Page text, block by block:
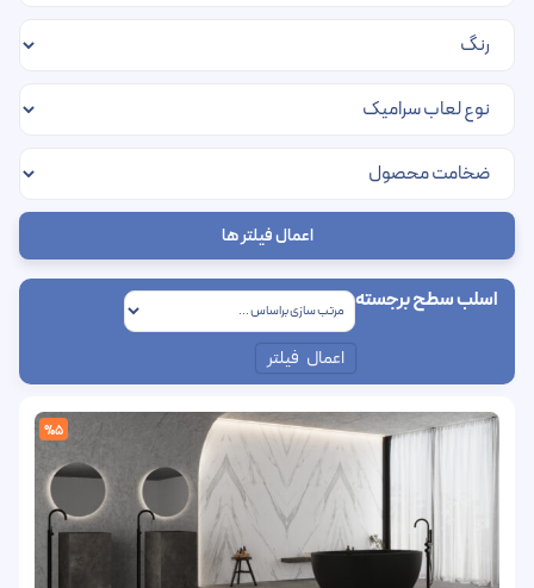
اعمال فیلتر ها
اسلب سطح برجسته
اعمال فیلتر
%5